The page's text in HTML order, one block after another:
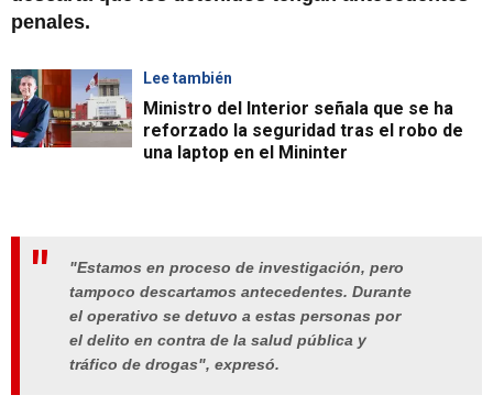
penales.
Lee también
Ministro del Interior señala que se ha
reforzado la seguridad tras el robo de
una laptop en el Mininter
"Estamos en proceso de investigación, pero
tampoco descartamos antecedentes. Durante
el operativo se detuvo a estas personas por
el delito en contra de la salud pública y
tráfico de drogas", expresó.